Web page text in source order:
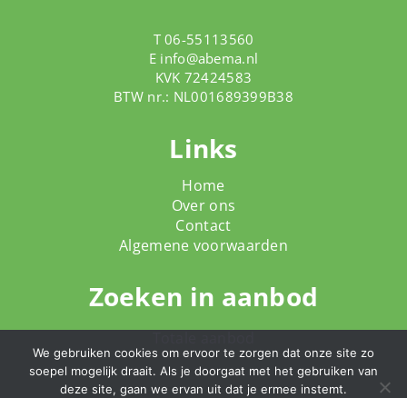
T 06-55113560
E info@abema.nl
KVK 72424583
BTW nr.: NL001689399B38
Links
Home
Over ons
Contact
Algemene voorwaarden
Zoeken in aanbod
We gebruiken cookies om ervoor te zorgen dat onze site zo
soepel mogelijk draait. Als je doorgaat met het gebruiken van
deze site, gaan we ervan uit dat je ermee instemt.